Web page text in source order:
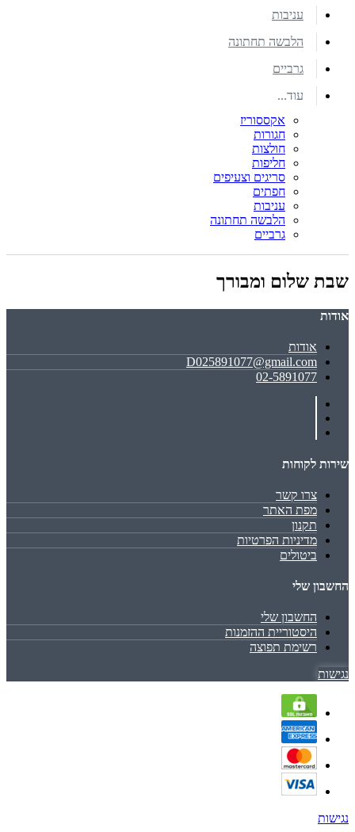
עניבות
הלבשה תחתונה
גרביים
עוד...
אקססוריז
חגורות
חולצות
חליפות
סריגים וצעיפים
חפתים
עניבות
הלבשה תחתונה
גרביים
שבת שלום ומבורך
אודות
אודות
D025891077@gmail.com
02-5891077
שירות לקוחות
צרו קשר
מפת האתר
תקנון
מדיניות הפרטיות
ביטולים
החשבון שלי
החשבון שלי
היסטוריית ההזמנות
רשימת תפוצה
נגישות
נגישות